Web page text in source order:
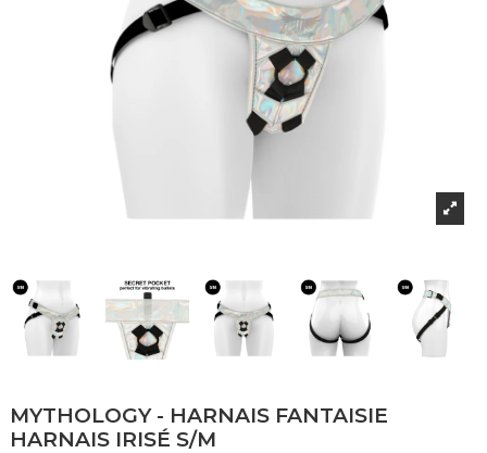
MYTHOLOGY - HARNAIS FANTAISIE
HARNAIS IRISÉ S/M